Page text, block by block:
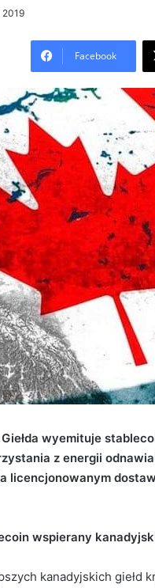
2019
Facebook
wyemituje
z energii
licencjonowanym
wspierany
kanadyjskich